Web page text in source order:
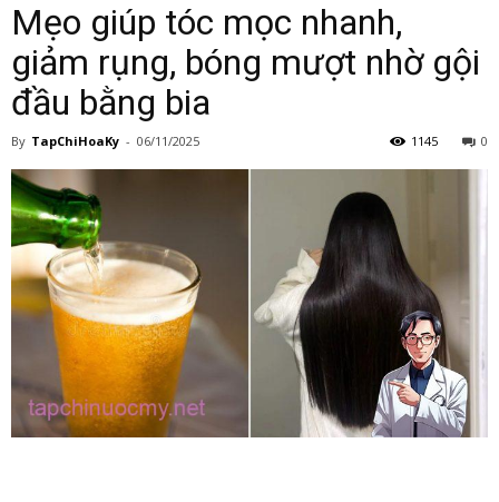
Mẹo giúp tóc mọc nhanh,
giảm rụng, bóng mượt nhờ gội
đầu bằng bia
By TapChiHoaKy - 06/11/2025 0
1145